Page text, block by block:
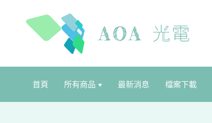
首頁 所有商品 最新消息 檔案下載